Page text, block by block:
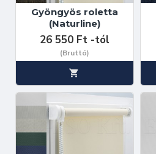
Gyöngyös roletta
(Naturline)
26 550 Ft -tól
(Bruttó)